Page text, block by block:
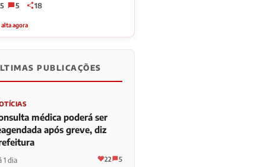
5 18
alta agora
PUBLICAÇÕES
médica poderá ser
após greve, diz
1 dia 22 5